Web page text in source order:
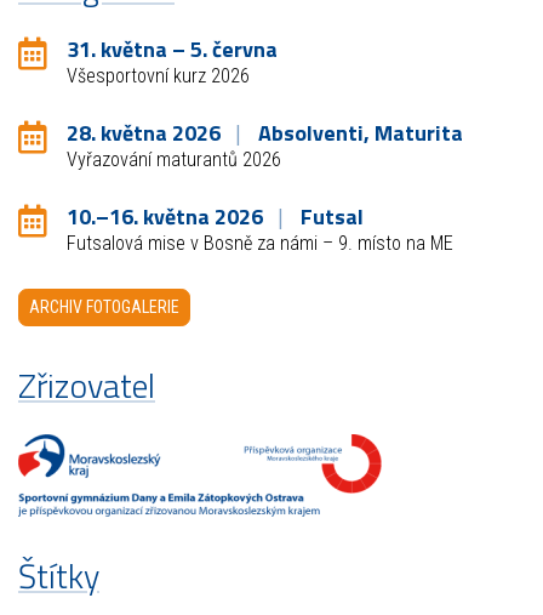
31. května – 5. června
Všesportovní kurz 2026
28. května 2026 Absolventi, Maturita
Vyřazování maturantů 2026
10.–16. května 2026 Futsal
Futsalová mise v Bosně za námi – 9. místo na ME
ARCHIV FOTOGALERIE
Zřizovatel
Štítky